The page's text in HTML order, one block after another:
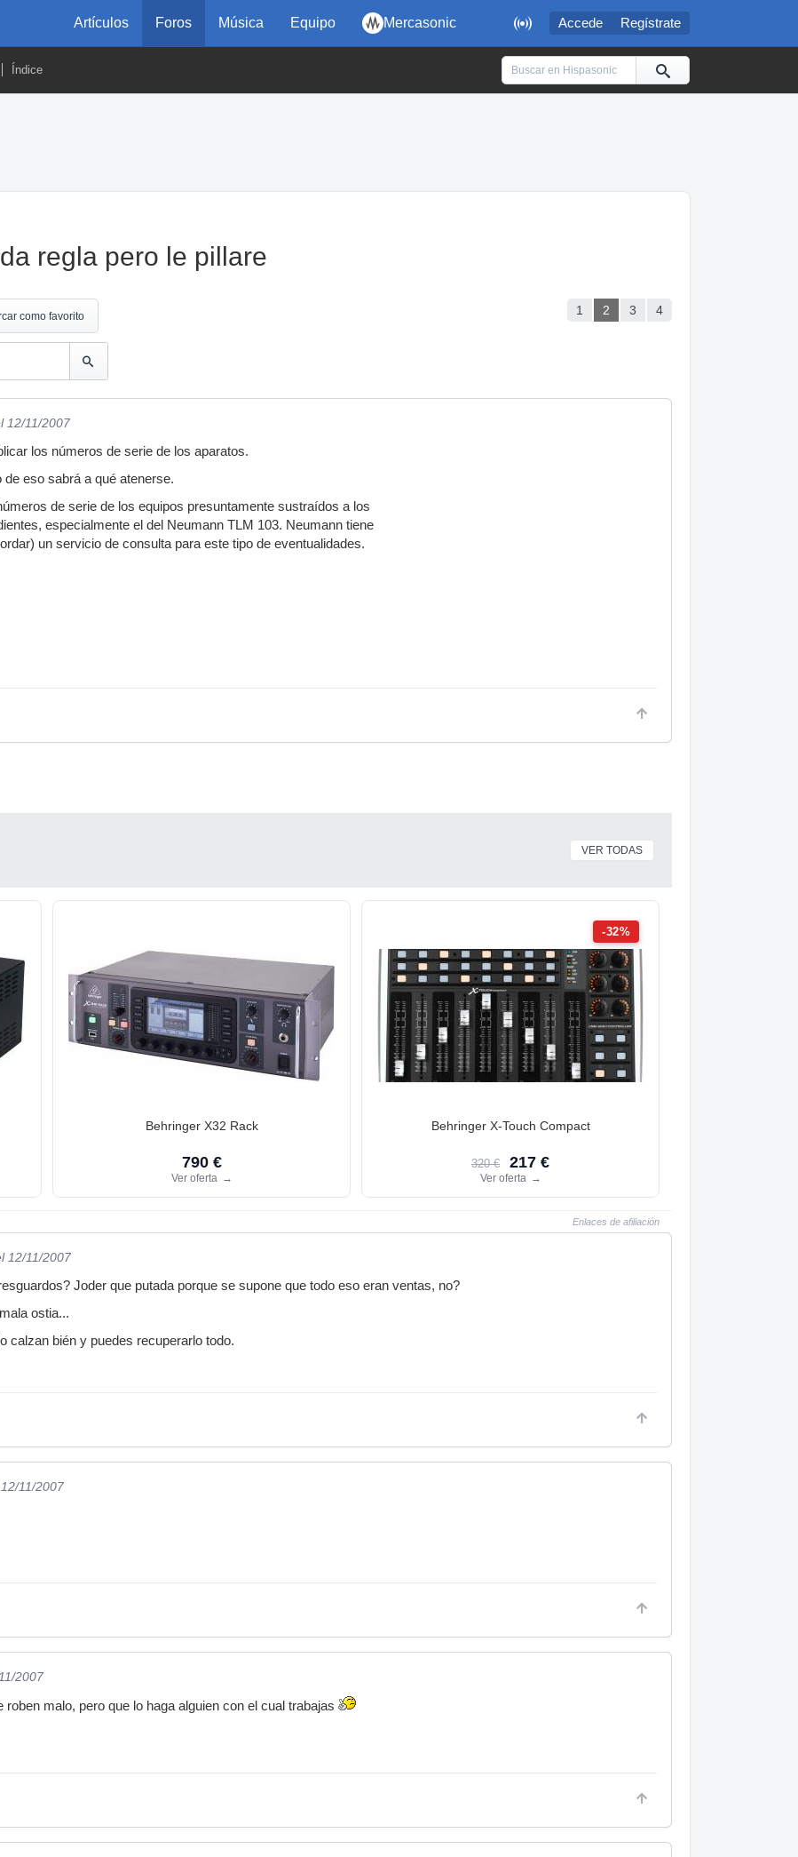
 Accede Regístrate
Artículos Foros Música Equipo Mercasonic
Índice
regla pero le pillare
1 2 3 4
como favorito
12/11/2007
los números de serie de los aparatos.
de eso sabrá a qué atenerse.
de serie de los equipos presuntamente sustraídos a los
especialmente el del Neumann TLM 103. Neumann tiene
un servicio de consulta para este tipo de eventualidades.
VER TODAS
Behringer X32 Rack
790 €
Ver oferta →
-32%
Behringer X-Touch Compact
320 € 217 €
Ver oferta →
Enlaces de afiliación
12/11/2007
Joder que putada porque se supone que todo eso eran ventas, no?
ostia...
calzan bién y puedes recuperarlo todo.
11/2007
2007
roben malo, pero que lo haga alguien con el cual trabajas